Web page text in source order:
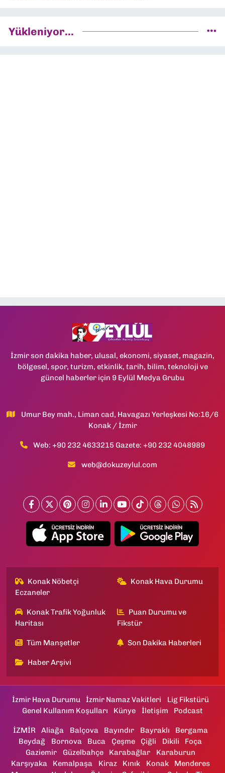
Yükleniyor...
İzmir son dakika haber, ulusal, ekonomi, siyaset, magazin,
bölgesel, spor, turizm, etkinlik, tarih, bilim, teknoloji ve
güncel haberler için 9 Eylül Medya Grubu
Umur Bey mah., Liman cad, Havagazı Yerleşkesi No:16/6
Konak / İzmir
Web: +90 232 4633215 Gazete: +90 232 4048989
web@dokuzeylul.com
Konak Nöbetçi
Eczaneler
Konak Hava Durumu
Konak Trafik Yoğunluk
Haritası
Puan Durumu ve
Fikstür
Tüm Manşetler Son Dakika Haberleri
Haber Arşivi
İzmir Hava Durumu İzmir Namaz Vakitleri
Lig Fikstürü
Genel Kullanım Koşulları
Künye İletişim Podcast
İZMİR Aliağa Balçova Bayındır Bayraklı
Bergama
Beydağ
Bornova Buca Çeşme Çiğli Dikili
Foça
Gaziemir
Güzelbahçe Karabağlar
Karaburun
Karşıyaka
Kemalpaşa Kiraz Kınık Konak
Menderes